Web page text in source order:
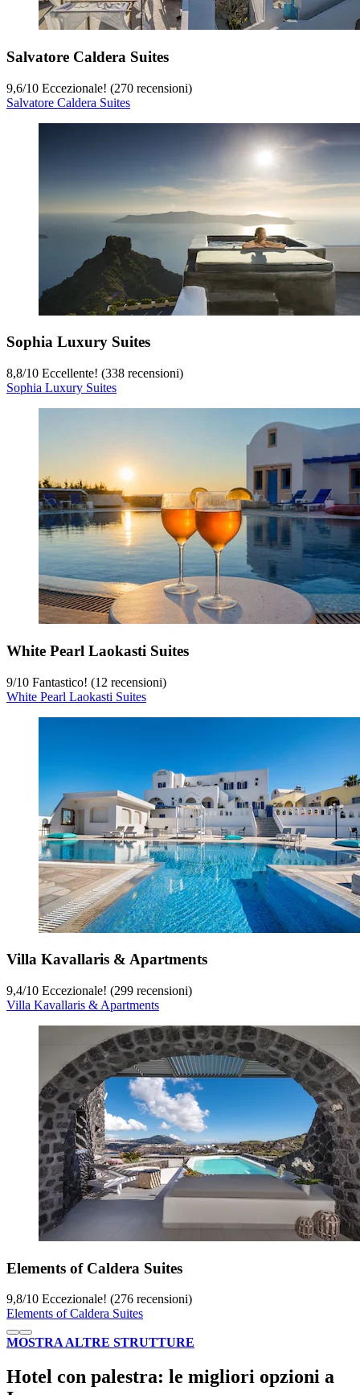
Salvatore Caldera Suites
9,6/10 Eccezionale! (270 recensioni)
Salvatore Caldera Suites
Sophia Luxury Suites
8,8/10 Eccellente! (338 recensioni)
Sophia Luxury Suites
White Pearl Laokasti Suites
9/10 Fantastico! (12 recensioni)
White Pearl Laokasti Suites
Villa Kavallaris & Apartments
9,4/10 Eccezionale! (299 recensioni)
Villa Kavallaris & Apartments
Elements of Caldera Suites
9,8/10 Eccezionale! (276 recensioni)
Elements of Caldera Suites
MOSTRA ALTRE STRUTTURE
Hotel con palestra: le migliori opzioni a